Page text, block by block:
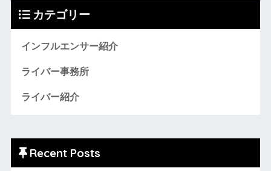
カテゴリー
インフルエンサー紹介
ライバー事務所
ライバー紹介
Recent Posts